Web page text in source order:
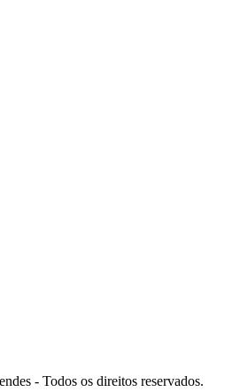
- Todos os direitos reservados.